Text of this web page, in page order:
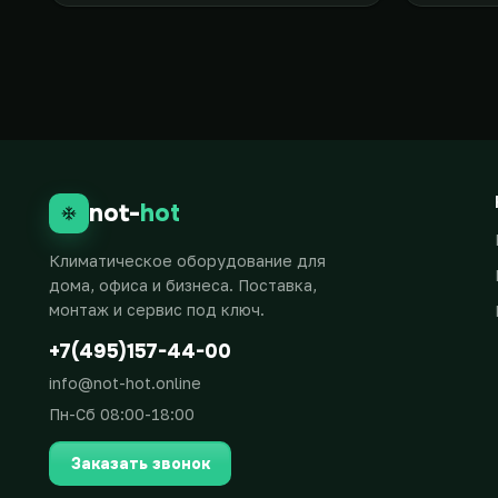
not-hot
Климатическое оборудование для
дома, офиса и бизнеса. Поставка,
монтаж и сервис под ключ.
+7(495)157-44-00
info@not-hot.online
Пн-Сб 08:00-18:00
Заказать звонок